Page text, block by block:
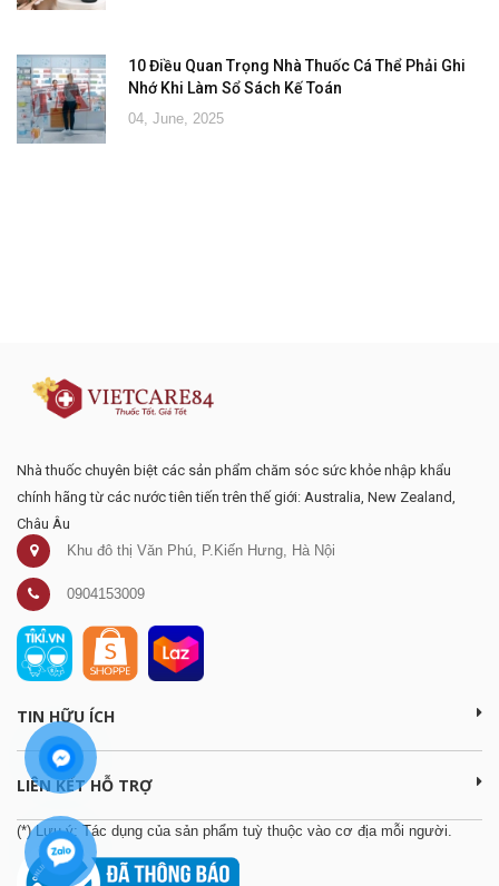
10 Điều Quan Trọng Nhà Thuốc Cá Thể Phải Ghi
Nhớ Khi Làm Sổ Sách Kế Toán
04, June, 2025
Nhà thuốc chuyên biệt các sản phẩm chăm sóc sức khỏe nhập khẩu
chính hãng từ các nước tiên tiến trên thế giới: Australia, New Zealand,
Châu Âu
Khu đô thị Văn Phú, P.Kiến Hưng, Hà Nội
0904153009
TIN HỮU ÍCH
LIÊN KẾT HỖ TRỢ
(*) Lưu ý: Tác dụng của sản phẩm tuỳ thuộc vào cơ địa mỗi người.